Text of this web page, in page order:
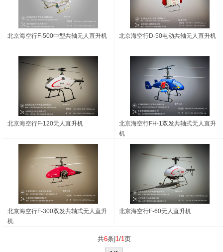
北京海空行F-500中型共轴无人直升机 北京海空行D-50电动共轴无人直升机
北京海空行F-120无人直升机
北京海空行FH-1双发共轴式无人直升
机
北京海空行F-300双发共轴式无人直升
机
北京海空行F-60无人直升机
共6条| 1/1页